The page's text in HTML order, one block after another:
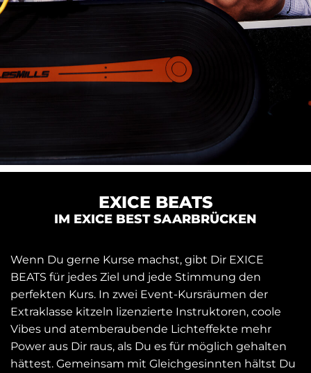
EXICE BEATS
IM EXICE BEST SAARBRÜCKEN
Wenn Du gerne Kurse machst, gibt Dir EXICE
BEATS für jedes Ziel und jede Stimmung den
perfekten Kurs. In zwei Event-Kursräumen der
Extraklasse kitzeln lizenzierte Instruktoren, coole
Vibes und atemberaubende Lichteffekte mehr
Power aus Dir raus, als Du es für möglich gehalten
hättest. Gemeinsam mit Gleichgesinnten hältst Du